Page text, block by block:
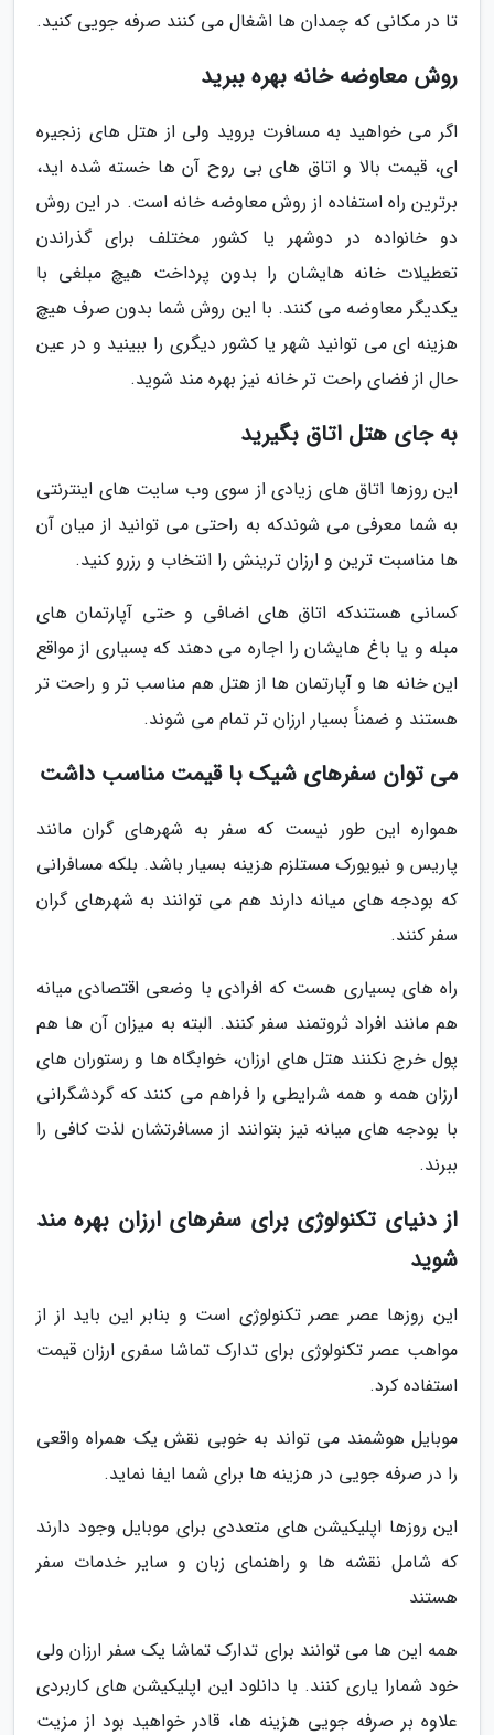
تا در مکانی که چمدان ها اشغال می کنند صرفه جویی کنید.
روش معاوضه خانه بهره ببرید
اگر می خواهید به مسافرت بروید ولی از هتل های زنجیره
ای، قیمت بالا و اتاق های بی روح آن ها خسته شده اید،
برترین راه استفاده از روش معاوضه خانه است. در این روش
دو خانواده در دوشهر یا کشور مختلف برای گذراندن
تعطیلات خانه هایشان را بدون پرداخت هیچ مبلغی با
یکدیگر معاوضه می کنند. با این روش شما بدون صرف هیچ
هزینه ای می توانید شهر یا کشور دیگری را ببینید و در عین
حال از فضای راحت تر خانه نیز بهره مند شوید.
به جای هتل اتاق بگیرید
این روزها اتاق های زیادی از سوی وب سایت های اینترنتی
به شما معرفی می شوندکه به راحتی می توانید از میان آن
ها مناسبت ترین و ارزان ترینش را انتخاب و رزرو کنید.
کسانی هستندکه اتاق های اضافی و حتی آپارتمان های
مبله و یا باغ هایشان را اجاره می دهند که بسیاری از مواقع
این خانه ها و آپارتمان ها از هتل هم مناسب تر و راحت تر
هستند و ضمناً بسیار ارزان تر تمام می شوند.
می توان سفرهای شیک با قیمت مناسب داشت
همواره این طور نیست که سفر به شهرهای گران مانند
پاریس و نیویورک مستلزم هزینه بسیار باشد. بلکه مسافرانی
که بودجه های میانه دارند هم می توانند به شهرهای گران
سفر کنند.
راه های بسیاری هست که افرادی با وضعی اقتصادی میانه
هم مانند افراد ثروتمند سفر کنند. البته به میزان آن ها هم
پول خرج نکنند هتل های ارزان، خوابگاه ها و رستوران های
ارزان همه و همه شرایطی را فراهم می کنند که گردشگرانی
با بودجه های میانه نیز بتوانند از مسافرتشان لذت کافی را
ببرند.
از دنیای تکنولوژی برای سفرهای ارزان بهره مند
شوید
این روزها عصر عصر تکنولوژی است و بنابر این باید از از
مواهب عصر تکنولوژی برای تدارک تماشا سفری ارزان قیمت
استفاده کرد.
موبایل هوشمند می تواند به خوبی نقش یک همراه واقعی
را در صرفه جویی در هزینه ها برای شما ایفا نماید.
این روزها اپلیکیشن های متعددی برای موبایل وجود دارند
که شامل نقشه ها و راهنمای زبان و سایر خدمات سفر
هستند
همه این ها می توانند برای تدارک تماشا یک سفر ارزان ولی
خود شمارا یاری کنند. با دانلود این اپلیکیشن های کاربردی
علاوه بر صرفه جویی هزینه ها، قادر خواهید بود از مزیت